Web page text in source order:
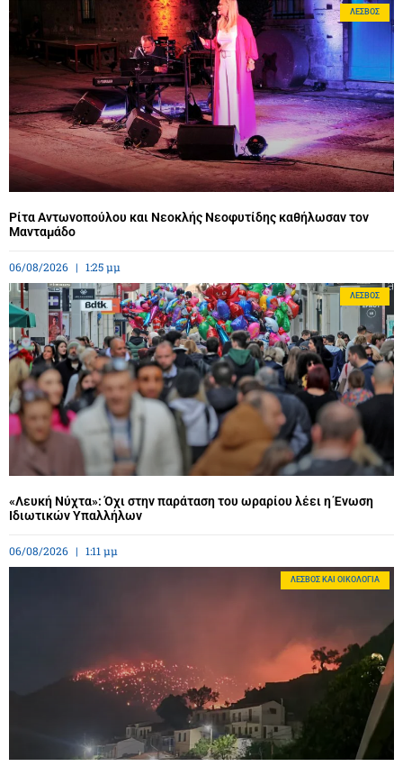
ΛΈΣΒΟΣ
Ρίτα Αντωνοπούλου και Νεοκλής Νεοφυτίδης καθήλωσαν τον
Μανταμάδο
06/08/2026 1:25 μμ
ΛΈΣΒΟΣ
«Λευκή Νύχτα»: Όχι στην παράταση του ωραρίου λέει η Ένωση
Ιδιωτικών Υπαλλήλων
06/08/2026 1:11 μμ
ΛΈΣΒΟΣ ΚΑΙ ΟΙΚΟΛΟΓΊΑ